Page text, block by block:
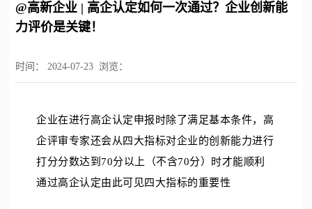
@高新企业 | 高企认定如何一次通过？企业创新能
力评价是关键！
时间： 2024-07-23 浏览：
企业在进行高企认定申报时除了满足基本条件， 高
企评审专家还会从四大指标对企业的创新能力进行
打分分数达到70分以上（不含70分）时才能顺利
通过高企认定由此可见四大指标的重要性